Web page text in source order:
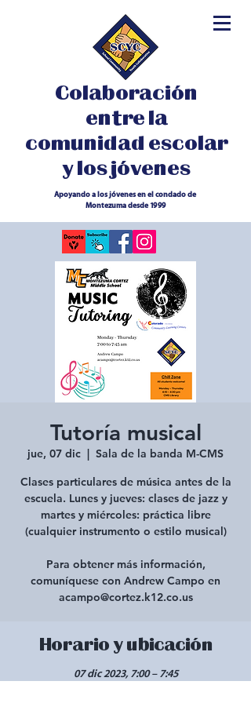
Colaboración
entre la
comunidad escolar
y los jóvenes
Apoyando a los jóvenes en el condado de
Montezuma desde 1999
Tutoría musical
jue, 07 dic
  |
Sala de la banda M-CMS
Clases particulares de música antes de la
escuela. Lunes y jueves: clases de jazz y
martes y miércoles: práctica libre
(cualquier instrumento o estilo musical)
Para obtener más información,
comuníquese con Andrew Campo en
acampo@cortez.k12.co.us
Horario y ubicación
07 dic 2023, 7:00 – 7:45